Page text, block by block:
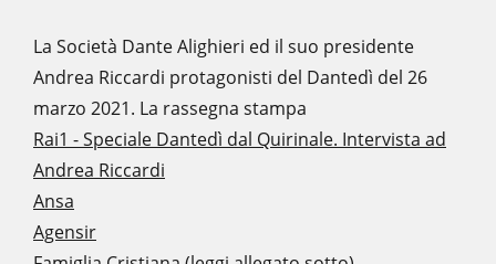
La Società Dante Alighieri ed il suo presidente
Andrea Riccardi protagonisti del Dantedì del 26
marzo 2021. La rassegna stampa
Rai1 - Speciale Dantedì dal Quirinale. Intervista ad
Andrea Riccardi
Ansa
Agensir